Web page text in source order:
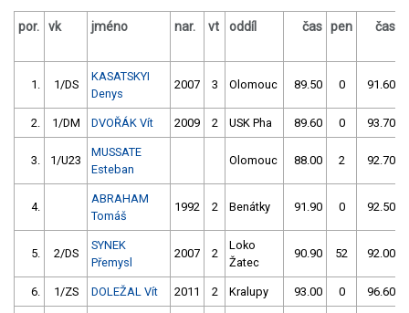
por. vk jméno nar. vt oddíl čas pen čas
1. 1/DS
KASATSKYI
Denys
2007 3 Olomouc 89.50 0 91.60
2. 1/DM DVOŘÁK Vít 2009 2 USK Pha 89.60 0 93.70
3. 1/U23
MUSSATE
Esteban
Olomouc 88.00 2 92.70
4.
ABRAHAM
Tomáš
1992 2 Benátky 91.90 0 92.50
5. 2/DS
SYNEK
Přemysl
2007 2
Loko
Žatec
90.90 52 92.00
6. 1/ZS DOLEŽAL Vít 2011 2 Kralupy 93.00 0 96.60